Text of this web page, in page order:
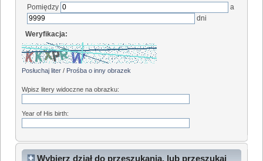
Pomiędzy
a
dni
Weryfikacja:
Posłuchaj liter / Prośba o inny obrazek
Wpisz litery widoczne na obrazku:
Year of His birth:
Wybierz dział do przeszukania, lub przeszukaj